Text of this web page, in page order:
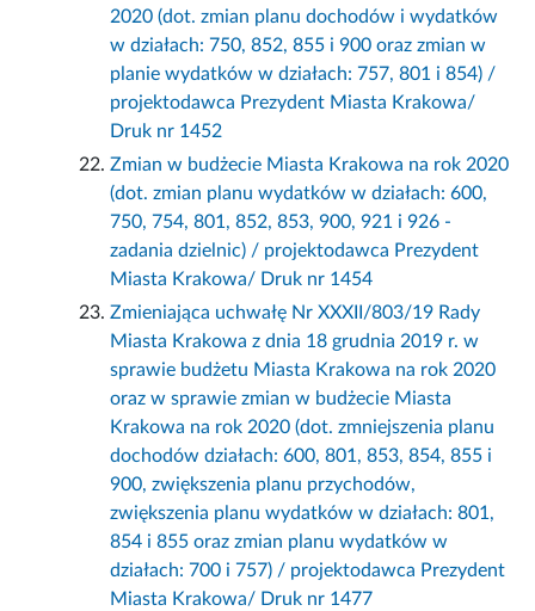
2020 (dot. zmian planu dochodów i wydatków
w działach: 750, 852, 855 i 900 oraz zmian w
planie wydatków w działach: 757, 801 i 854) /
projektodawca Prezydent Miasta Krakowa/
Druk nr 1452
Zmian w budżecie Miasta Krakowa na rok 2020
(dot. zmian planu wydatków w działach: 600,
750, 754, 801, 852, 853, 900, 921 i 926 -
zadania dzielnic) / projektodawca Prezydent
Miasta Krakowa/ Druk nr 1454
Zmieniająca uchwałę Nr XXXII/803/19 Rady
Miasta Krakowa z dnia 18 grudnia 2019 r. w
sprawie budżetu Miasta Krakowa na rok 2020
oraz w sprawie zmian w budżecie Miasta
Krakowa na rok 2020 (dot. zmniejszenia planu
dochodów działach: 600, 801, 853, 854, 855 i
900, zwiększenia planu przychodów,
zwiększenia planu wydatków w działach: 801,
854 i 855 oraz zmian planu wydatków w
działach: 700 i 757) / projektodawca Prezydent
Miasta Krakowa/ Druk nr 1477